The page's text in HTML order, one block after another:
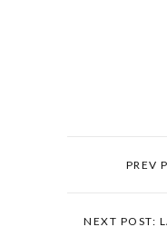
PREV
NEXT POST: